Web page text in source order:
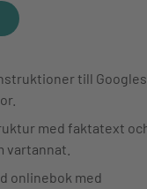
till Googles
med faktatext
vartannat.
onlinebok med